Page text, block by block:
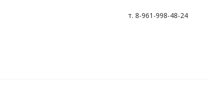
т. 8-961-998-48-24